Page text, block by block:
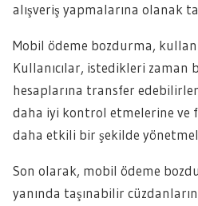
alışveriş yapmalarına olanak
Mobil ödeme bozdurma,
Kullanıcılar, istedikleri zaman
hesaplarına transfer
daha iyi kontrol etmelerine ve
daha etkili bir şekilde
Son olarak, mobil ödeme
yanında taşınabilir